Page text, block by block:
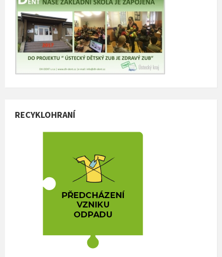
RECYKLOHRANÍ